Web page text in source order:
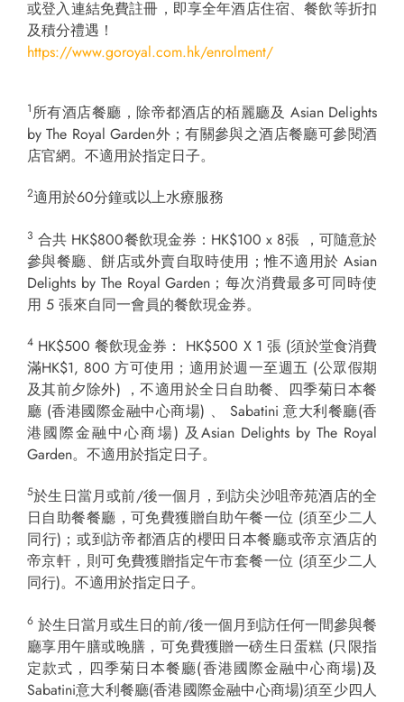
或登入連結免費註冊，即享全年酒店住宿、餐飲等折扣
及積分禮遇！
https://www.goroyal.com.hk/enrolment/
1 所有酒店餐廳，除帝都酒店的栢麗廳及 Asian Delights
by The Royal Garden外；有關參與之酒店餐廳可參閱酒
店官網。不適用於指定日子。
2適用於60分鐘或以上水療服務
3 合共 HK$800餐飲現金券：HK$100 x 8張 ，可隨意於
參與餐廳、餅店或外賣自取時使用；惟不適用於 Asian
Delights by The Royal Garden；每次消費最多可同時使
用 5 張來自同一會員的餐飲現金券。
4 HK$500 餐飲現金券： HK$500 X 1 張 (須於堂食消費
滿HK$1, 800 方可使用；適用於週一至週五 (公眾假期
及其前夕除外) ，不適用於全日自助餐、四季菊日本餐
廳 (香港國際金融中心商場) 、 Sabatini 意大利餐廳(香
港國際金融中心商場) 及Asian Delights by The Royal
Garden。不適用於指定日子。
5於生日當月或前/後一個月，到訪尖沙咀帝苑酒店的全
日自助餐餐廳，可免費獲贈自助午餐一位 (須至少二人
同行)；或到訪帝都酒店的櫻田日本餐廳或帝京酒店的
帝京軒，則可免費獲贈指定午市套餐一位 (須至少二人
同行)。不適用於指定日子。
6 於生日當月或生日的前/後一個月到訪任何一間參與餐
廳享用午膳或晚膳，可免費獲贈一磅生日蛋糕 (只限指
定款式，四季菊日本餐廳(香港國際金融中心商場)及
Sabatini意大利餐廳(香港國際金融中心商場)須至少四人